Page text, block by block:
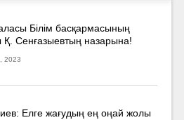
Білім басқармасының
Сенғазыевтың назарына!
2023
Елге жағудың ең оңай жолы